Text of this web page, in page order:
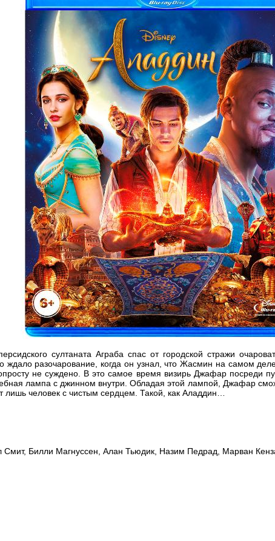
султаната Аграба спас от городской стражи
ждало разочарование, когда он узнал, что Жасмин на самом
не суждено. В это самое время визирь Джафар посреди
лампа с джинном внутри. Обладая этой лампой, Джафар
лишь человек с чистым сердцем. Такой, как Аладдин…
Билли Магнуссен, Алан Тьюдик, Назим Педрад, Марван